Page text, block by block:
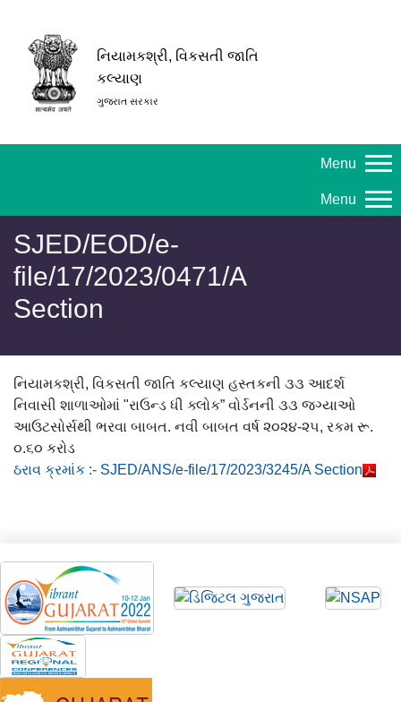
નિયામકશ્રી, વિકસતી જાતિ
કલ્યાણ
ગુજરાત સરકાર
Menu
Menu
SJED/EOD/e-
file/17/2023/0471/A
Section
નિયામકશ્રી, વિકસતી જાતિ કલ્યાણ હસ્તકની ૩૩ આદર્શ
નિવાસી શાળાઓમાં "રાઉન્ડ ધી ક્લોક” વોર્ડનની ૩૩ જગ્યાઓ
આઉટસોર્સથી ભરવા બાબત. નવી બાબત વર્ષ ૨૦૨૪-૨૫, રકમ રૂ.
૦.૬૦ કરોડ
ઠરાવ ક્રમાંક :- SJED/ANS/e-file/17/2023/3245/A Section